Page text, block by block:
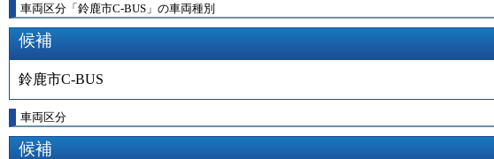
車両区分「鈴鹿市C-BUS」の車両種別
候補
鈴鹿市C-BUS
車両区分
候補